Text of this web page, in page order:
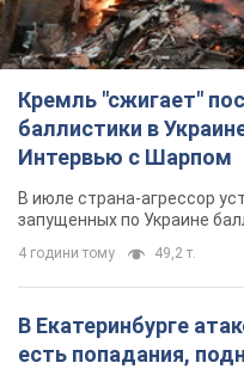
Кремль "сжигает"
баллистики в
Интервью с Шарпом
В июле страна-агрессор
запущенных по Украине
4 години тому 49,2 т.
В Екатеринбурге
есть попадания,